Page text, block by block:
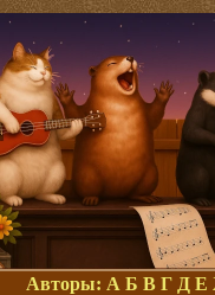
Авторы: А Б В Г Д Е